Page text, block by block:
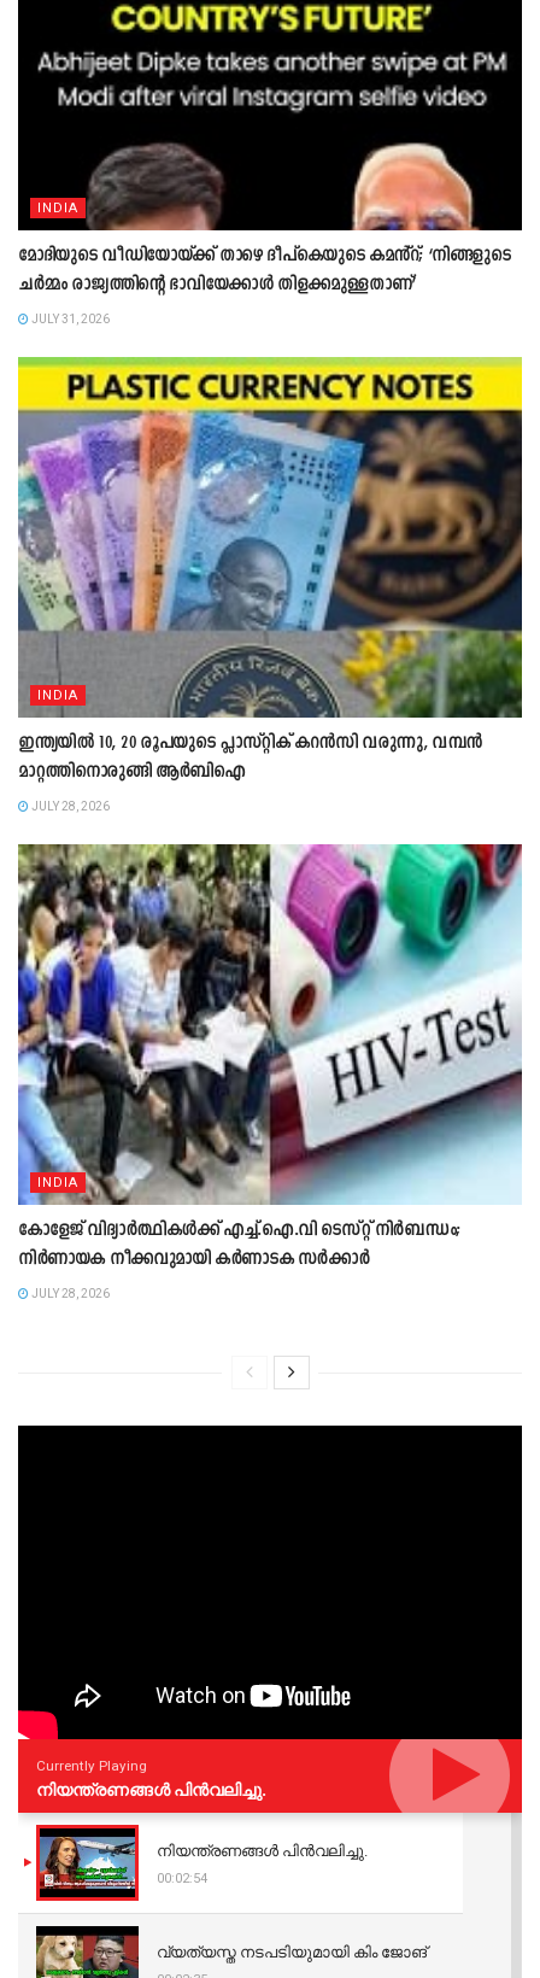
INDIA
മോദിയുടെ വീഡിയോയ്ക്ക് താഴെ ദീപ്കെയുടെ കമൻ്റ്; ‘നിങ്ങളുടെ
ചർമ്മം രാജ്യത്തിന്റെ ഭാവിയേക്കാൾ തിളക്കമുള്ളതാണ്’
JULY 31, 2026
INDIA
ഇന്ത്യയിൽ 10, 20 രൂപയുടെ പ്ലാസ്റ്റിക് കറൻസി വരുന്നു, വമ്പൻ
മാറ്റത്തിനൊരുങ്ങി ആർബിഐ
JULY 28, 2026
INDIA
കോളേജ് വിദ്യാർത്ഥികൾക്ക് എച്ച്.ഐ.വി ടെസ്റ്റ് നിർബന്ധം;
നി‍ർണായക നീക്കവുമായി കർണാടക സ‍ർക്ക‍ാർ
JULY 28, 2026
Currently Playing
നിയന്ത്രണങ്ങള്‍ പിന്‍വലിച്ചു.
നിയന്ത്രണങ്ങള്‍ പിന്‍വലിച്ചു.
00:02:54
വ്യത്യസ്ത നടപടിയുമായി കിം ജോങ്